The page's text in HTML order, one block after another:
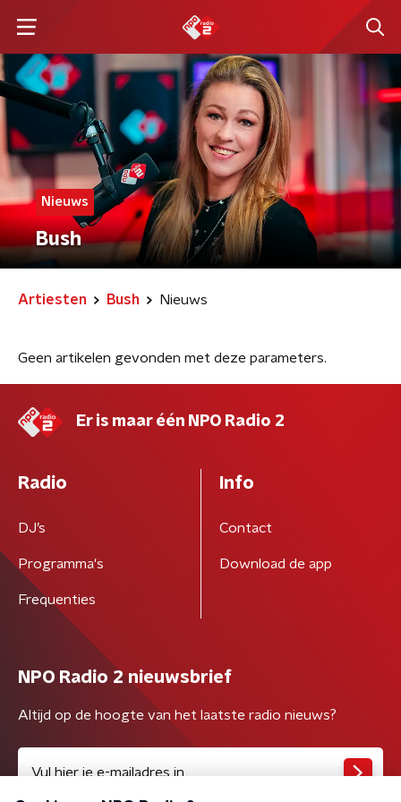
Nieuws
Bush
Artiesten Bush Nieuws
Geen artikelen gevonden met deze parameters.
Er is maar één NPO Radio 2
Radio
DJ’s
Programma's
Frequenties
Info
Contact
Download de app
NPO Radio 2 nieuwsbrief
Altijd op de hoogte van het laatste radio nieuws?